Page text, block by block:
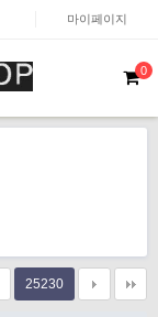
마이페이지
0
25230